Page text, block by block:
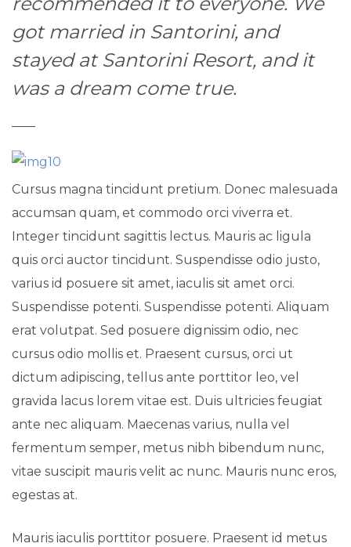
got married in Santorini, and
stayed at Santorini Resort, and it
was a dream come true.
Cursus magna tincidunt pretium. Donec malesuada
accumsan quam, et commodo orci viverra et.
Integer tincidunt sagittis lectus. Mauris ac ligula
quis orci auctor tincidunt. Suspendisse odio justo,
varius id posuere sit amet, iaculis sit amet orci.
Suspendisse potenti. Suspendisse potenti. Aliquam
erat volutpat. Sed posuere dignissim odio, nec
cursus odio mollis et. Praesent cursus, orci ut
dictum adipiscing, tellus ante porttitor leo, vel
gravida lacus lorem vitae est. Duis ultricies feugiat
ante nec aliquam. Maecenas varius, nulla vel
fermentum semper, metus nibh bibendum nunc,
vitae suscipit mauris velit ac nunc. Mauris nunc eros,
egestas at.
Mauris iaculis porttitor posuere. Praesent id metus